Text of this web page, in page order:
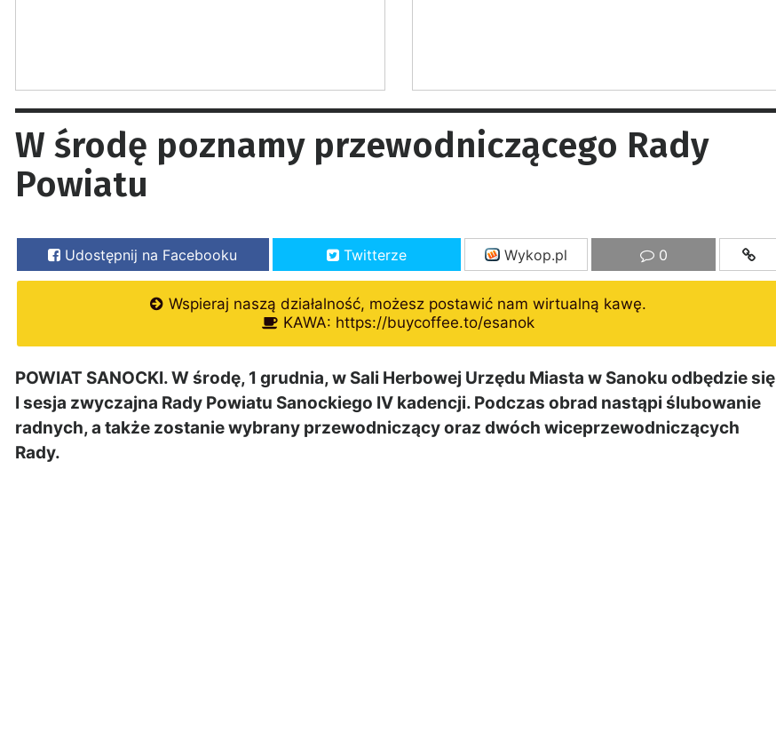
W środę poznamy przewodniczącego Rady
Powiatu
Udostępnij na Facebooku Twitterze Wykop.pl 0
Wspieraj naszą działalność, możesz postawić nam wirtualną kawę.
KAWA: https://buycoffee.to/esanok
POWIAT SANOCKI. W środę, 1 grudnia, w Sali Herbowej Urzędu Miasta w Sanoku odbędzie się
I sesja zwyczajna Rady Powiatu Sanockiego IV kadencji. Podczas obrad nastąpi ślubowanie
radnych, a także zostanie wybrany przewodniczący oraz dwóch wiceprzewodniczących
Rady.